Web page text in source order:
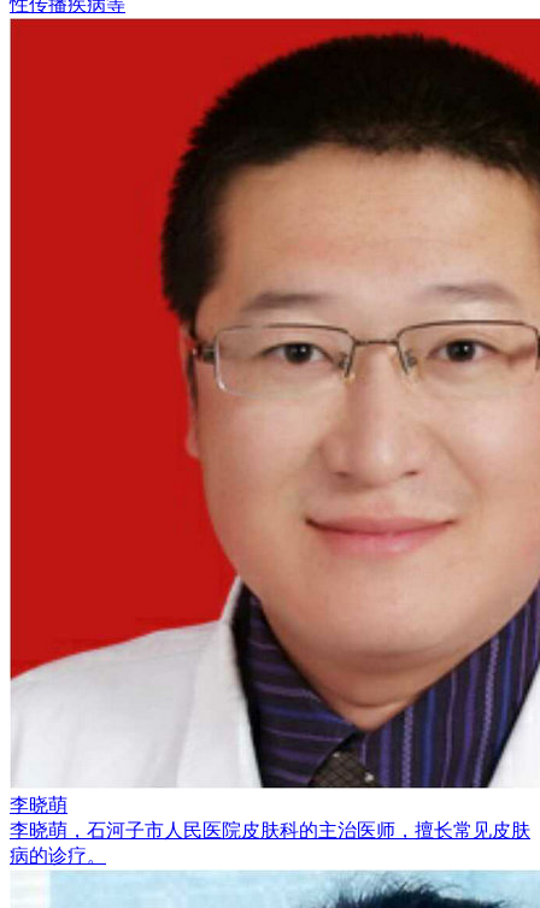
性传播疾病等
李晓萌
李晓萌，石河子市人民医院皮肤科的主治医师，擅长常见皮肤
病的诊疗。